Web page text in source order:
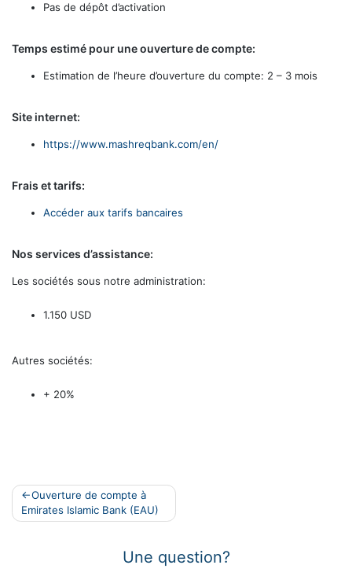
Pas de dépôt d’activation
Temps estimé pour une ouverture de compte:
Estimation de l’heure d’ouverture du compte: 2 – 3 mois
Site internet:
https://www.mashreqbank.com/en/
Frais et tarifs:
Accéder aux tarifs bancaires
Nos services d’assistance:
Les sociétés sous notre administration:
1.150 USD
Autres sociétés:
+ 20%
Navigation
de
Ouverture de compte à
Emirates Islamic Bank (EAU)
Une question?